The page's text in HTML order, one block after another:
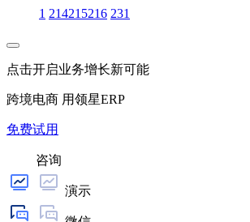
1 214215216 231
点击开启业务增长新可能
跨境电商 用领星ERP
免费试用
咨询
演示